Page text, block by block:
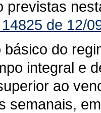
previstas
de 12/
básico do
integral e
ao
semanais,